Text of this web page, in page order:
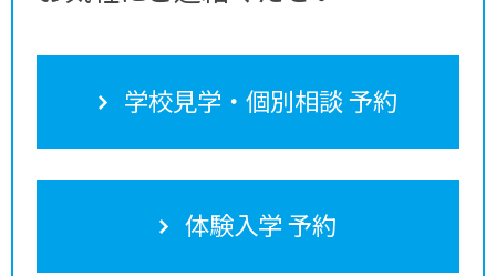
学校見学・個別相談 予約
体験入学 予約